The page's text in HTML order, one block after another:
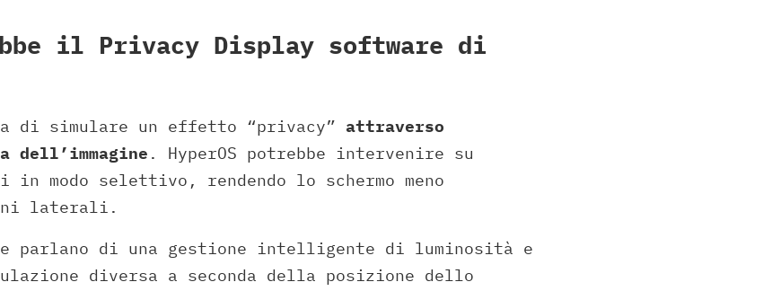
il Privacy Display software di
di simulare un effetto “privacy” attraverso
dell’immagine . HyperOS potrebbe intervenire su
modo selettivo, rendendo lo schermo meno
laterali.
parlano di una gestione intelligente di luminosità e
diversa a seconda della posizione dello